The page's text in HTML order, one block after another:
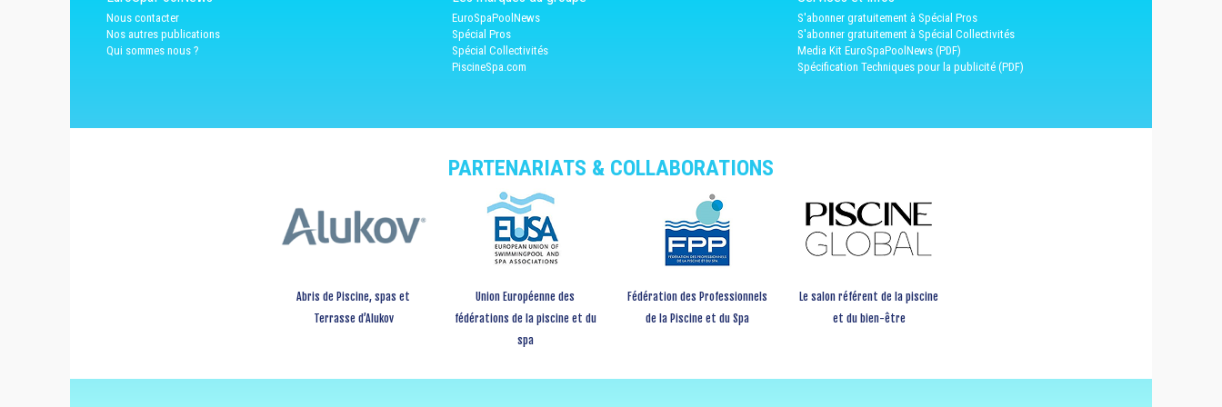
Nous contacter
Nos autres publications
Qui sommes nous ?
EuroSpaPoolNews
Spécial Pros
Spécial Collectivités
PiscineSpa.com
S'abonner gratuitement à Spécial Pros
S'abonner gratuitement à Spécial Collectivités
Media Kit EuroSpaPoolNews (PDF)
Spécification Techniques pour la publicité (PDF)
PARTENARIATS & COLLABORATIONS
Abris de Piscine, spas et
Terrasse d’Alukov
Union Européenne des
fédérations de la piscine et du
spa
Fédération des Professionnels
de la Piscine et du Spa
Le salon référent de la piscine
et du bien-être